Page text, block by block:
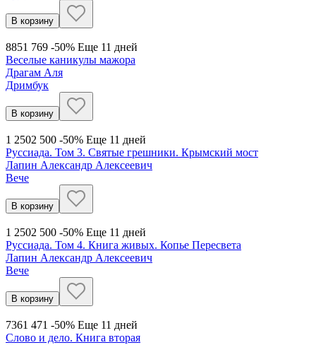
В корзину
8851 769 -50% Еще 11 дней
Веселые каникулы мажора
Драгам Аля
Дримбук
В корзину
1 2502 500 -50% Еще 11 дней
Руссиада. Том 3. Святые грешники. Крымский мост
Лапин Александр Алексеевич
Вече
В корзину
1 2502 500 -50% Еще 11 дней
Руссиада. Том 4. Книга живых. Копье Пересвета
Лапин Александр Алексеевич
Вече
В корзину
7361 471 -50% Еще 11 дней
Слово и дело. Книга вторая